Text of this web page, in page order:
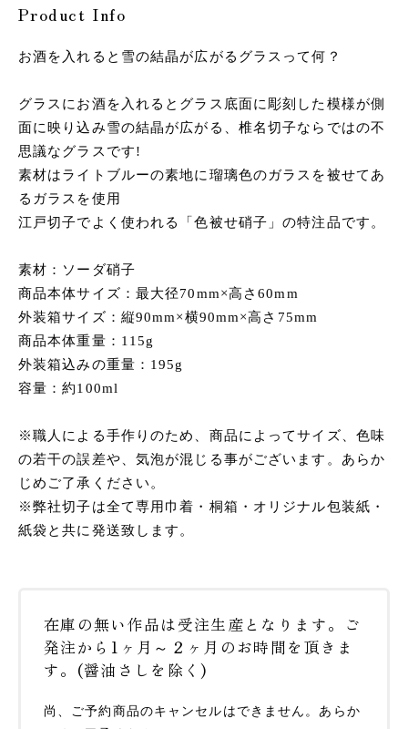
Product Info
お酒を入れると雪の結晶が広がるグラスって何？
グラスにお酒を入れるとグラス底面に彫刻した模様が側
面に映り込み雪の結晶が広がる、椎名切子ならではの不
思議なグラスです!
素材はライトブルーの素地に瑠璃色のガラスを被せてあ
るガラスを使用
江戸切子でよく使われる「色被せ硝子」の特注品です。
素材：ソーダ硝子
商品本体サイズ：最大径70mm×高さ60mm
外装箱サイズ：縦90mm×横90mm×高さ75mm
商品本体重量：115g
外装箱込みの重量：195g
容量：約100ml
※職人による手作りのため、商品によってサイズ、色味
の若干の誤差や、気泡が混じる事がございます。あらか
じめご了承ください。
※弊社切子は全て専用巾着・桐箱・オリジナル包装紙・
紙袋と共に発送致します。
在庫の無い作品は受注生産となります。ご
発注から1ヶ月～２ヶ月のお時間を頂きま
す。(醤油さしを除く)
尚、ご予約商品のキャンセルはできません。あらか